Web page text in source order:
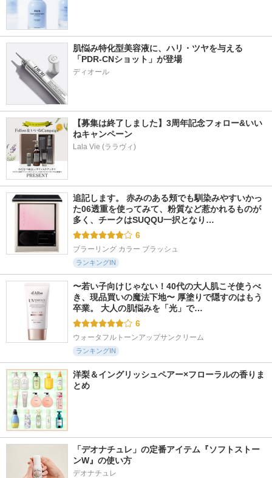
肌悩み特化型美容液に、ハリ・ツヤを与える
「PDR-CNショット」が登場
【募集は終了しました】3周年記念フォロー&いい
ねキャンペーン
Lala Vie (ララヴィ)
追記します。 赤みのある頬でも馴染みやすいかっ
た06透重を使ってみて、粉質など惹かれるものが
多く、チークはSUQQU一択となり…
6
ブラーリング カラー ブラッシュ
ランキングIN
〜若い子向けじゃない！40代の大人肌こそ使うべ
き、現品買いの魔法下地〜 厚塗りで隠すのはもう
卒業。 大人の肌悩みを「光」で…
6
ウォータフルトーンアップサンクリーム
ランキングIN
洋梨＆イングリッシュペアー×フローラルの香りま
とめ
「デオナチュレ」の定番アイテム『ソフトストー
ンW』の使い方
デオナチュレ